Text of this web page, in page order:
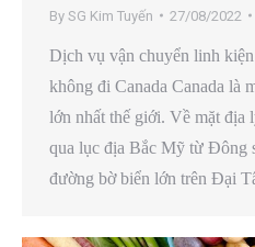
By SG Kim Tuyến 27/08/2022
Dịch vụ vận chuyển linh
không đi Canada Canada là
lớn nhất thế giới. Về mặt địa
qua lục địa Bắc Mỹ từ Đông
đường bờ biển lớn trên Đại